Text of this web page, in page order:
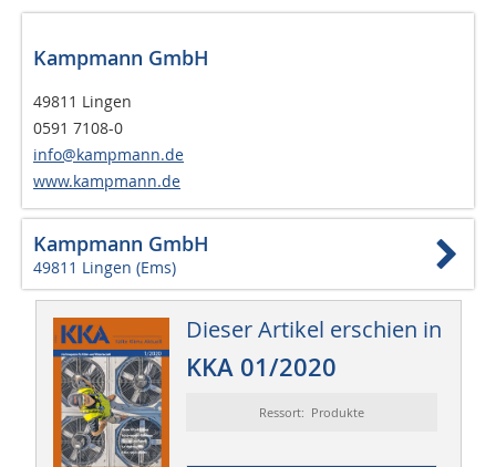
Kampmann GmbH
49811 Lingen
0591 7108-0
info@kampmann.de
www.kampmann.de
Kampmann GmbH
49811 Lingen (Ems)
Dieser Artikel erschien in
KKA 01/2020
Ressort: Produkte